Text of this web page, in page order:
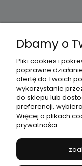
Dbamy o
Pliki cookies i
poprawne
ofertę do Twoich
wykorzystanie
do sklepu lub
preferencji,
Więcej o plikach
prywatności.